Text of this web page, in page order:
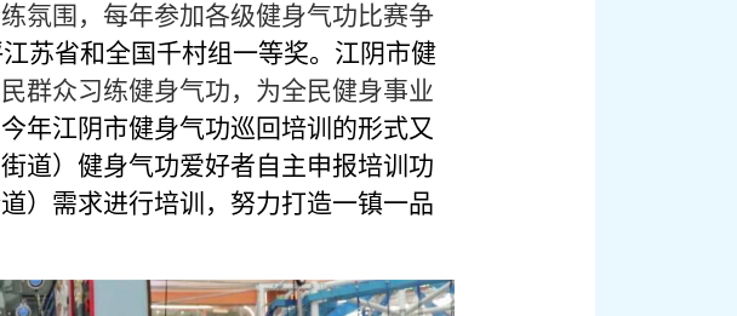
氛围，每年参加各级健身气功比赛争
苏省和全国千村组一等奖。 江阴市健
群众习练健身气功，为全民健身事业
今年江阴市健身气功巡回培训的形式又
街道）健身气功爱好者自主申报培训功
）需求进行培训，努力打造一镇一品